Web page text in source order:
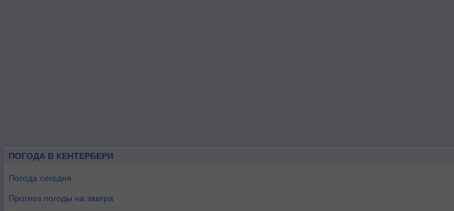
ПОГОДА В КЕНТЕРБЕРИ
Погода сегодня
Прогноз погоды на завтра